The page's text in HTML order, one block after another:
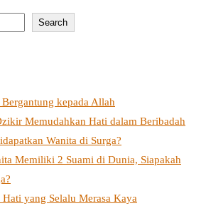
Search
kepada Allah
Memudahkan Hati dalam Beribadah
Wanita di Surga?
Memiliki 2 Suami di Dunia, Siapakah
Hati yang Selalu Merasa Kaya